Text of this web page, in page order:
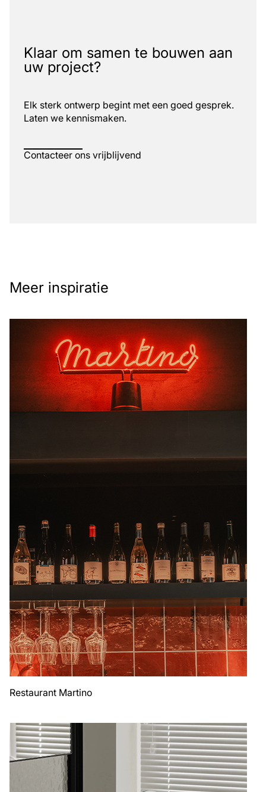
Klaar om samen te bouwen aan
uw project?
Elk sterk ontwerp begint met een goed gesprek.
Laten we kennismaken.
Contacteer ons vrijblijvend
Meer inspiratie
Restaurant Martino